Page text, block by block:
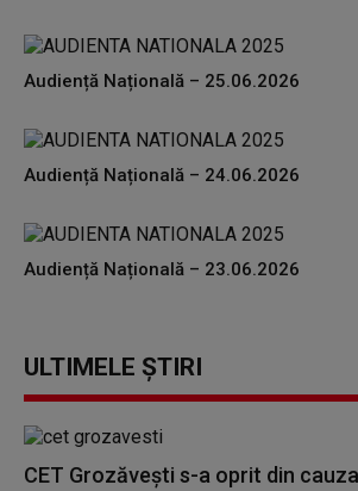
Audiență Națională – 25.06.2026
Audiență Națională – 24.06.2026
Audiență Națională – 23.06.2026
ULTIMELE ȘTIRI
CET Grozăvești s-a oprit din